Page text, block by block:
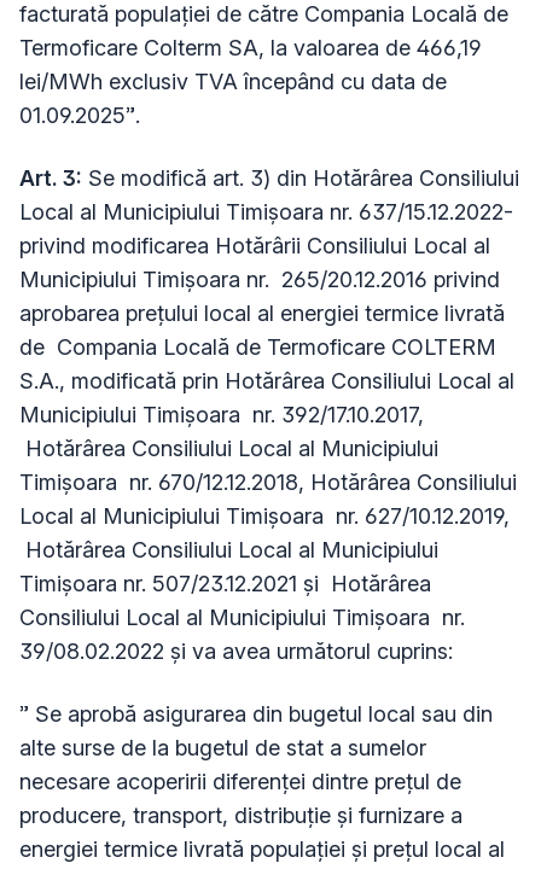
facturată populației de către Compania Locală de
Termoficare Colterm SA, la valoarea de 466,19
lei/MWh exclusiv TVA începând cu data de
01.09.2025”.
Art. 3: Se modifică art. 3) din Hotărârea Consiliului
Local al Municipiului Timișoara nr. 637/15.12.2022-
privind modificarea Hotărârii Consiliului Local al
Municipiului Timișoara nr. 265/20.12.2016 privind
aprobarea preţului local al energiei termice livrată
de Compania Locală de Termoficare COLTERM
S.A., modificată prin Hotărârea Consiliului Local al
Municipiului Timișoara nr. 392/17.10.2017,
Hotărârea Consiliului Local al Municipiului
Timișoara nr. 670/12.12.2018, Hotărârea Consiliului
Local al Municipiului Timișoara nr. 627/10.12.2019,
Hotărârea Consiliului Local al Municipiului
Timișoara nr. 507/23.12.2021 și Hotărârea
Consiliului Local al Municipiului Timișoara nr.
39/08.02.2022 și va avea următorul cuprins:
” Se aprobă asigurarea din bugetul local sau din
alte surse de la bugetul de stat a sumelor
necesare acoperirii diferenței dintre prețul de
producere, transport, distribuție și furnizare a
energiei termice livrată populației și prețul local al